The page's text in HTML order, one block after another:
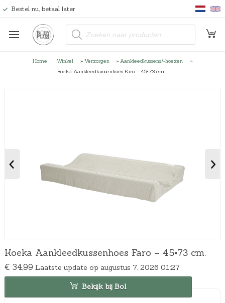
Bestel nu, betaal later
P
o
c
t
Home Winkel » Verzorgen » Aankleedkussens/-hoezen
»
Koeka Aankleedkussenhoes Faro – 45×73 cm.
Koeka Aankleedkussenhoes Faro – 45×73 cm.
€ 34,99 Laatste update op augustus 7, 2026 01:27
Bekijk bij Bol